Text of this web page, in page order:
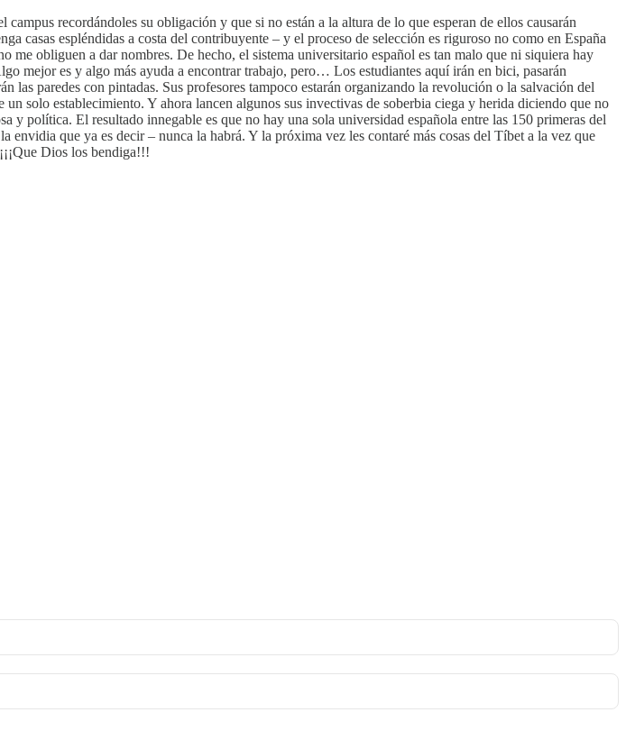
recordándoles su obligación y que si no están a la altura de lo que esperan de ellos causarán
casas espléndidas a costa del contribuyente – y el proceso de selección es riguroso no como en España
obliguen a dar nombres. De hecho, el sistema universitario español es tan malo que ni siquiera hay
mejor es y algo más ayuda a encontrar trabajo, pero… Los estudiantes aquí irán en bici, pasarán
las paredes con pintadas. Sus profesores tampoco estarán organizando la revolución o la salvación del
solo establecimiento. Y ahora lancen algunos sus invectivas de soberbia ciega y herida diciendo que no
política. El resultado innegable es que no hay una sola universidad española entre las 150 primeras del
que ya es decir – nunca la habrá. Y la próxima vez les contaré más cosas del Tíbet a la vez que
Dios los bendiga!!!